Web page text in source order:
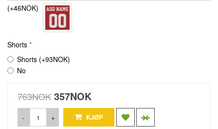
(+46NOK)
Shorts
Shorts (+93NOK)
No
763NOK 357NOK
- + KJØP